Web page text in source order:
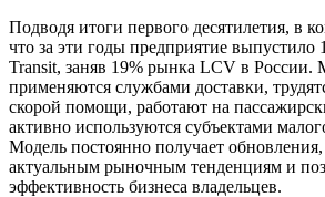
Подводя итоги первого десятилетия, в
что за эти годы предприятие выпустило
Transit, заняв 19% рынка LCV в
применяются службами доставки,
скорой помощи, работают на
активно используются субъектами
Модель постоянно получает
актуальным рыночным тенденциям и
эффективность бизнеса владельцев.